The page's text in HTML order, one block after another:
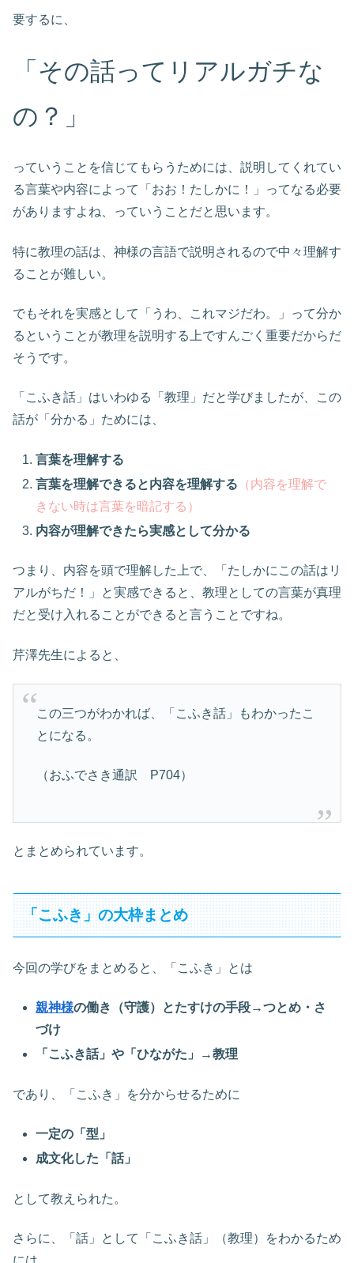
要するに、
「その話ってリアルガチな
の？」
っていうことを信じてもらうためには、説明してくれてい
る言葉や内容によって「おお！たしかに！」ってなる必要
がありますよね、っていうことだと思います。
特に教理の話は、神様の言語で説明されるので中々理解す
ることが難しい。
でもそれを実感として「うわ、これマジだわ。」って分か
るということが教理を説明する上ですんごく重要だからだ
そうです。
「こふき話」はいわゆる「教理」だと学びましたが、この
話が「分かる」ためには、
言葉を理解する
言葉を理解できると内容を理解する （内容を理解で
きない時は言葉を暗記する）
内容が理解できたら実感として分かる
つまり、内容を頭で理解した上で、「たしかにこの話はリ
アルがちだ！」と実感できると、教理としての言葉が真理
だと受け入れることができると言うことですね。
芹澤先生によると、
この三つがわかれば、「こふき話」もわかったこ
とになる。
（おふでさき通訳 P704）
とまとめられています。
「こふき」の大枠まとめ
今回の学びをまとめると、「こふき」とは
親神様の働き（守護）とたすけの手段→つとめ・さ
づけ
「こふき話」や「ひながた」→教理
であり、「こふき」を分からせるために
一定の「型」
成文化した「話」
として教えられた。
さらに、「話」として「こふき話」（教理）をわかるため
には、